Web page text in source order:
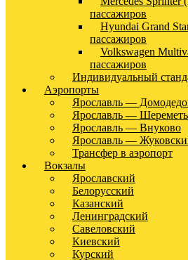
пассажиров
Hyundai Grand
пассажиров
Volkswagen
пассажиров
Индивидуальный
Аэропорты
Ярославль —
Ярославль —
Ярославль — Внуково
Ярославль —
Трансфер в аэропорт
Вокзалы
Ярославский
Белорусский
Казанский
Ленинградский
Савеловский
Киевский
Курский